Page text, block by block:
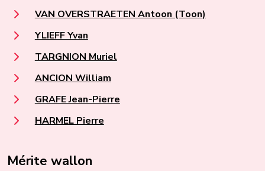
VAN OVERSTRAETEN Antoon (Toon)
YLIEFF Yvan
TARGNION Muriel
ANCION William
GRAFE Jean-Pierre
HARMEL Pierre
Mérite wallon